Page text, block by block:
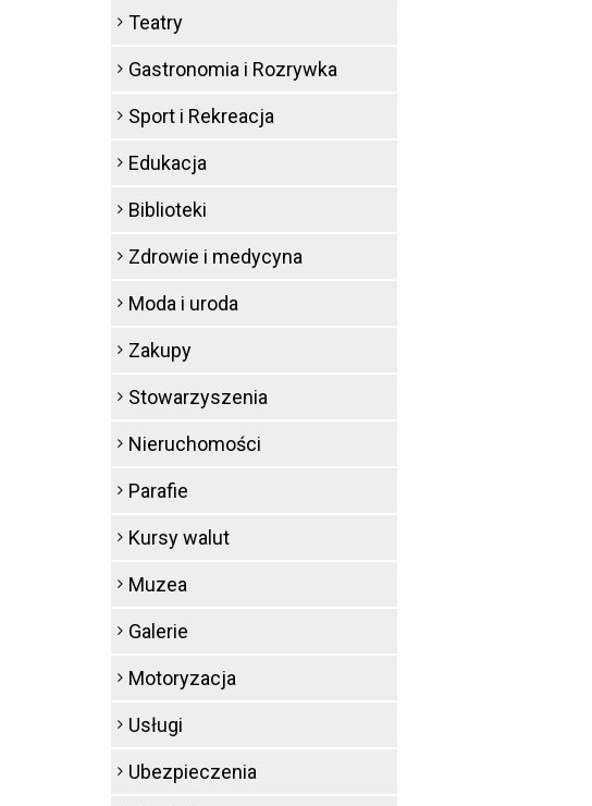
Teatry
Gastronomia i Rozrywka
Sport i Rekreacja
Edukacja
Biblioteki
Zdrowie i medycyna
Moda i uroda
Zakupy
Stowarzyszenia
Nieruchomości
Parafie
Kursy walut
Muzea
Galerie
Motoryzacja
Usługi
Ubezpieczenia